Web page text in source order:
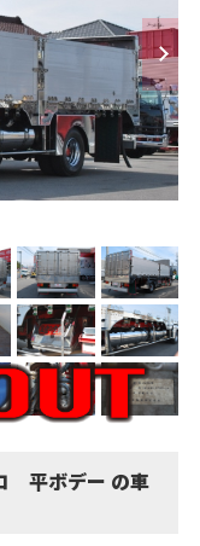
平ボデー の車